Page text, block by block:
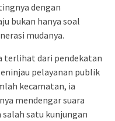
dengan
bukan hanya soal
mudanya.
terlihat dari pendekatan
pelayanan publik
kecamatan, ia
mendengar suara
satu kunjungan